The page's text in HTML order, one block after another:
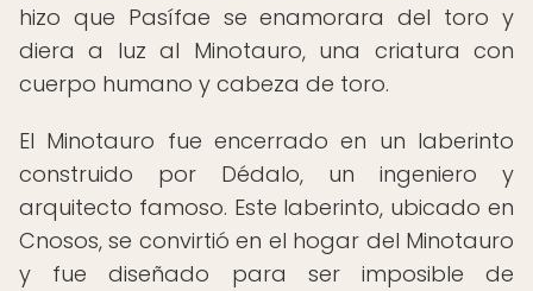
hizo que Pasífae se enamorara del toro y
diera a luz al Minotauro, una criatura con
cuerpo humano y cabeza de toro.
El Minotauro fue encerrado en un laberinto
construido por Dédalo, un ingeniero y
arquitecto famoso. Este laberinto, ubicado en
Cnosos, se convirtió en el hogar del Minotauro
y fue diseñado para ser imposible de